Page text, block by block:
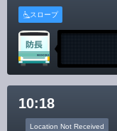
スロープ
10:18
Location Not Received